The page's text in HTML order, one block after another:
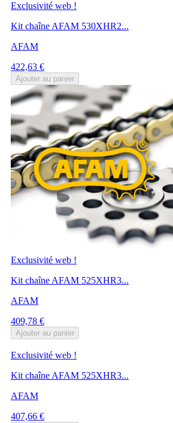
Exclusivité web !
Kit chaîne AFAM 530XHR2...
AFAM
Prix
422,63 €
Ajouter au panier
Exclusivité web !
Kit chaîne AFAM 525XHR3...
AFAM
Prix
409,78 €
Ajouter au panier
Exclusivité web !
Kit chaîne AFAM 525XHR3...
AFAM
Prix
407,66 €